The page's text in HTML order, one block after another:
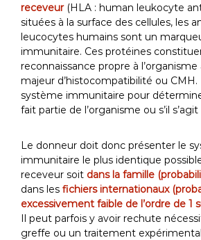
receveur(HLA : human leukocyte
situées à la surface des cellules, les
leucocytes humains sont un
immunitaire. Ces protéines
reconnaissance propre à
majeur d’histocompatibilité ou CMH.
système immunitaire pour
fait partie de l’organisme ou s’il
Le donneur doit donc présenter le
immunitaire le plus identique
receveur soit dans la famille
dans lesfichiers internationaux
excessivement faible de l’ordre de 1
Il peut parfois y avoir rechute
greffe ou un traitement expérimental